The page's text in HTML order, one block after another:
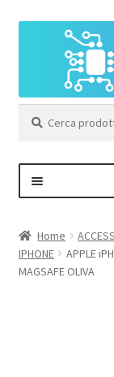
navigazione
contenuto
Area Personale –
Home
IPHONE
APPLE
MAGSAFE OLIVA